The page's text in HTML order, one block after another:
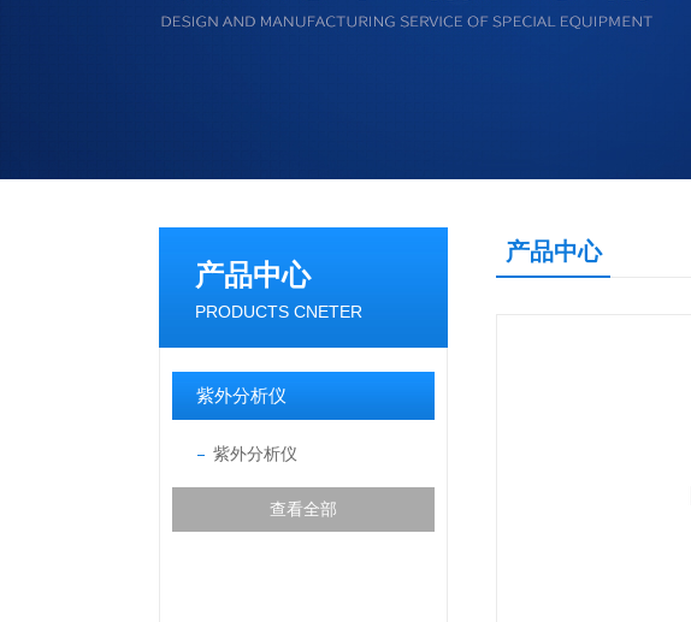
产品中心
PRODUCTS CNETER
紫外分析仪
紫外分析仪
查看全部
产品中心